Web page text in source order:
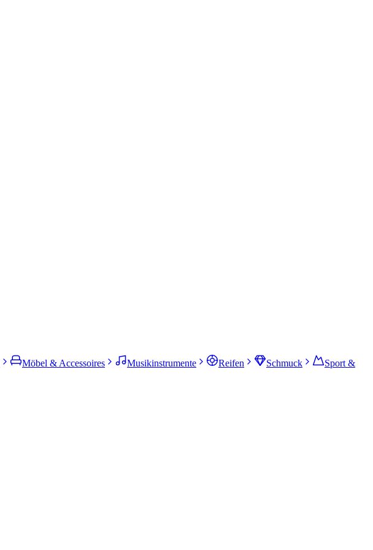
Möbel & Accessoires Musikinstrumente Reifen Schmuck
Sport &